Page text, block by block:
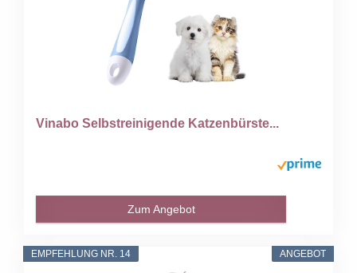
Vinabo Selbstreinigende Katzenbürste...
Zum Angebot
ANGEBOT
EMPFEHLUNG NR. 14